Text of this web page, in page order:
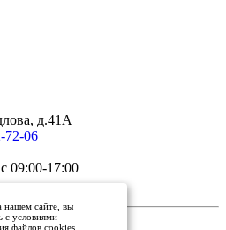
д.41А
72-06
09:00-17:00
нашем сайте, вы
с условиями
файлов cookies.